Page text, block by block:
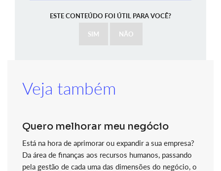
ESTE CONTEÚDO FOI ÚTIL PARA VOCÊ?
SIM NÃO
Veja também
Quero melhorar meu negócio
Está na hora de aprimorar ou expandir a sua empresa?
Da área de finanças aos recursos humanos, passando
pela gestão de cada uma das dimensões do negócio, o